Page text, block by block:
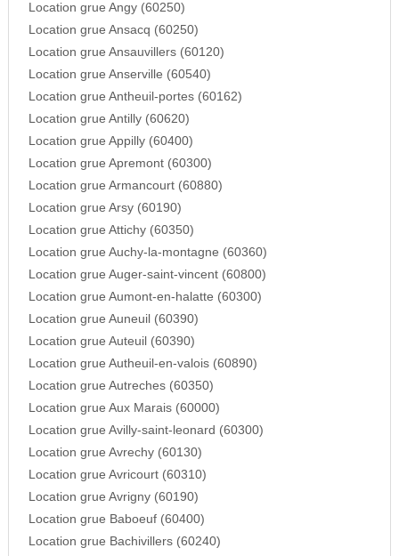
Location grue Angy (60250)
Location grue Ansacq (60250)
Location grue Ansauvillers (60120)
Location grue Anserville (60540)
Location grue Antheuil-portes (60162)
Location grue Antilly (60620)
Location grue Appilly (60400)
Location grue Apremont (60300)
Location grue Armancourt (60880)
Location grue Arsy (60190)
Location grue Attichy (60350)
Location grue Auchy-la-montagne (60360)
Location grue Auger-saint-vincent (60800)
Location grue Aumont-en-halatte (60300)
Location grue Auneuil (60390)
Location grue Auteuil (60390)
Location grue Autheuil-en-valois (60890)
Location grue Autreches (60350)
Location grue Aux Marais (60000)
Location grue Avilly-saint-leonard (60300)
Location grue Avrechy (60130)
Location grue Avricourt (60310)
Location grue Avrigny (60190)
Location grue Baboeuf (60400)
Location grue Bachivillers (60240)